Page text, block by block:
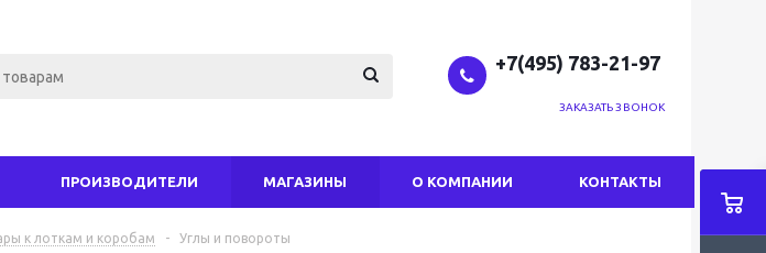
+7(495) 783-21-97
ЗАКАЗАТЬ ЗВОНОК
ПРОИЗВОДИТЕЛИ МАГАЗИНЫ О КОМПАНИИ КОНТАКТЫ
к лоткам и коробам - Углы и повороты